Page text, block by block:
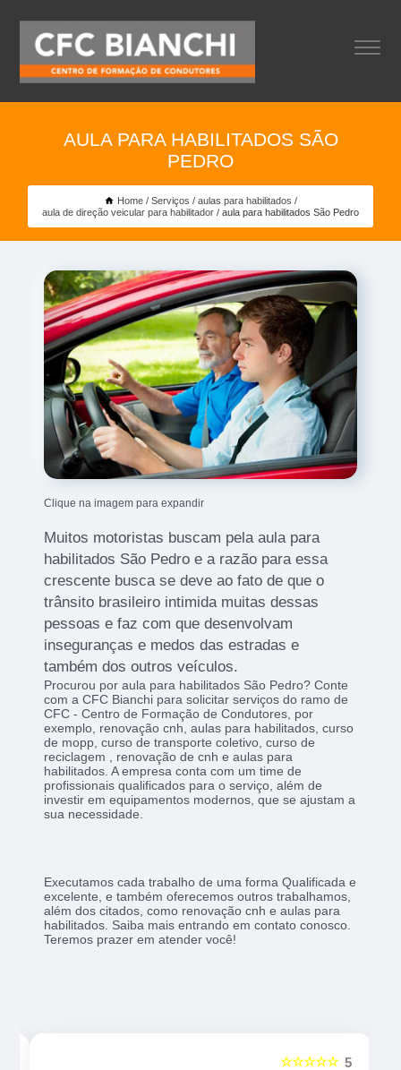
AULA PARA HABILITADOS SÃO
PEDRO
Home Serviços
aulas para habilitados
aula de direção veicular para habilitador
aula para habilitados São Pedro
Clique na imagem para expandir
Muitos motoristas buscam pela aula para
habilitados São Pedro e a razão para essa
crescente busca se deve ao fato de que o
trânsito brasileiro intimida muitas dessas
pessoas e faz com que desenvolvam
inseguranças e medos das estradas e
também dos outros veículos.
Procurou por aula para habilitados São Pedro? Conte
com a CFC Bianchi para solicitar serviços do ramo de
CFC - Centro de Formação de Condutores, por
exemplo, renovação cnh, aulas para habilitados, curso
de mopp, curso de transporte coletivo, curso de
reciclagem , renovação de cnh e aulas para
habilitados. A empresa conta com um time de
profissionais qualificados para o serviço, além de
investir em equipamentos modernos, que se ajustam a
sua necessidade.
Executamos cada trabalho de uma forma Qualificada e
excelente, e também oferecemos outros trabalhamos,
além dos citados, como renovação cnh e aulas para
habilitados. Saiba mais entrando em contato conosco.
Teremos prazer em atender você!
☆☆☆☆☆